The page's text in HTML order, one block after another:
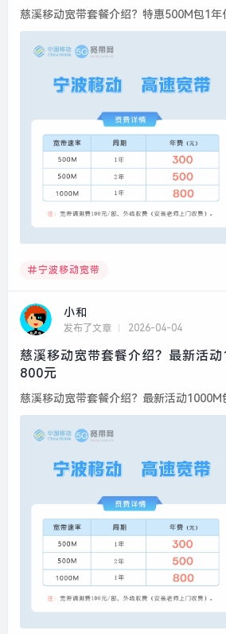
慈溪移动宽带套餐介绍？特惠500M包1年
宁波移动宽带
小和
发布了文章 2026-04-04
慈溪移动宽带套餐介绍？最新活
800元
慈溪移动宽带套餐介绍？最新活动1000M